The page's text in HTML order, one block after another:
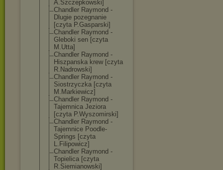
A.Szczepkowski]
Chandler Raymond -
Dlugie pozegnanie
[czyta P.Gasparski]
Chandler Raymond -
Gleboki sen [czyta
M.Utta]
Chandler Raymond -
Hiszpanska krew [czyta
R.Nadrowski]
Chandler Raymond -
Siostrzyczka [czyta
M.Markiewicz]
Chandler Raymond -
Tajemnica Jeziora
[czyta P.Wyszomirski]
Chandler Raymond -
Tajemnice Poodle-
Springs [czyta
L.Filipowicz]
Chandler Raymond -
Topielica [czyta
R.Siemianowski]